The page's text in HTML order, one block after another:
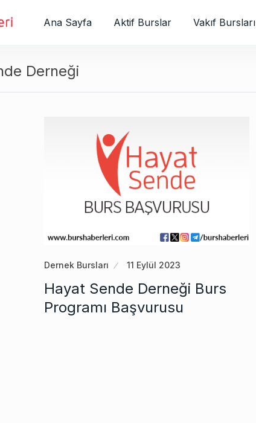
Ana Sayfa Aktif Burslar Vakıf Bursları
Derneği
Dernek Bursları 11 Eylül 2023
Hayat Sende Derneği Burs
Programı Başvurusu